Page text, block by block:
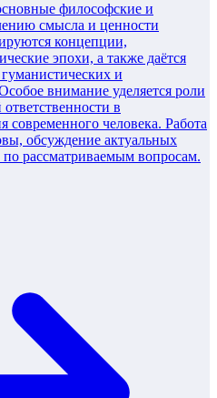
философские и
смысла и ценности
концепции,
эпохи, а также даётся
и
внимание уделяется роли
в
человека. Работа
обсуждение актуальных
рассматриваемым вопросам.